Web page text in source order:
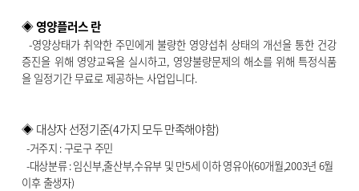
◈ 영양플러스 란
-영양상태가 취약한 주민에게 불량한 영양섭취 상태의 개선을 통한 건강
증진을 위해 영양교육을 실시하고, 영양불량문제의 해소를 위해 특정식품
을 일정기간 무료로 제공하는 사업입니다.
◈ 대상자 선정기준(4가지 모두 만족해야함)
-거주지 : 구로구 주민
-대상분류 : 임신부,출산부,수유부 및 만5세 이하 영유아(60개월,2003년 6월
이후 출생자)